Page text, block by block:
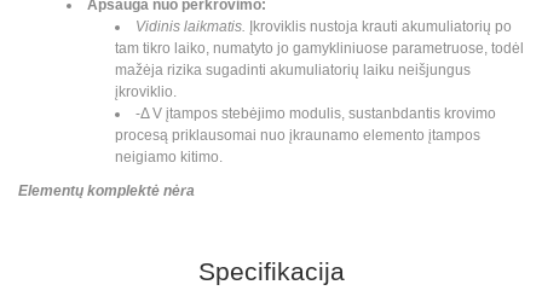
Apsauga nuo perkrovimo:
Vidinis laikmatis.
Įkroviklis nustoja krauti akumuliatorių po
tam tikro laiko, numatyto jo gamykliniuose parametruose, todėl
mažėja rizika sugadinti akumuliatorių laiku neišjungus
įkroviklio.
-Δ V įtampos stebėjimo modulis, sustanbdantis krovimo
procesą priklausomai nuo įkraunamo elemento įtampos
neigiamo kitimo.
Elementų komplektė nėra
Specifikacija